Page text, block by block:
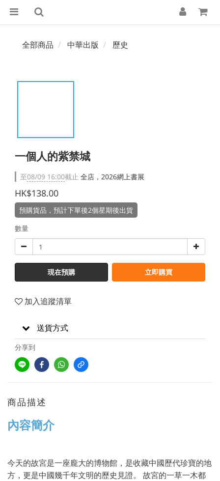
全部商品 中華出版 歷史
一個人的紫禁城
至08/09 16:00截止 全店，2026網上書展
HK$138.00
預購貨品，預計下單後2個星期後出貨
數量
現在預購 立即購買
加入追蹤清單
送貨方式
分享到
商品描述
內容簡介
今天的故宮是一座龐大的博物館，是收藏中國歷代珍寶的地
方，更是中國幾千年文明的歷史見證。 故宮的一草一木都